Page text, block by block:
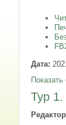
Дата:
Показать
Тур